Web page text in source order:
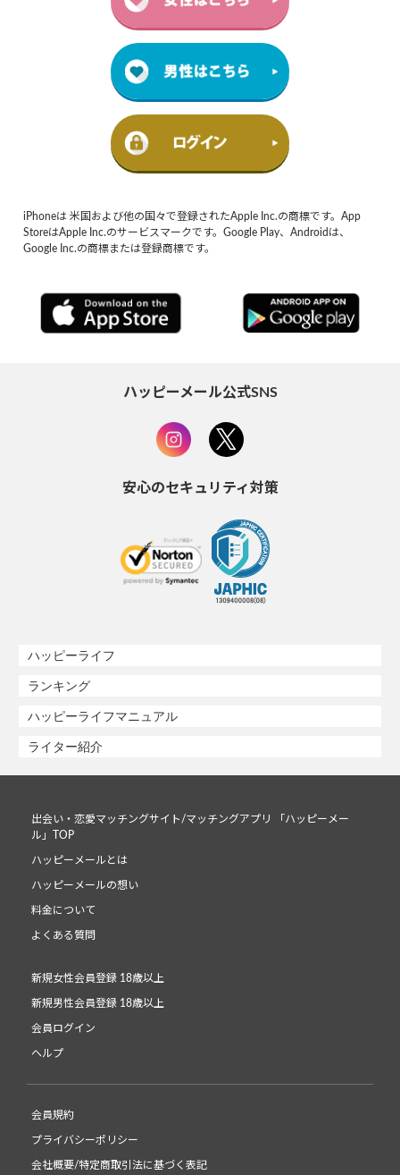
iPhoneは 米国および他の国々で登録されたApple Inc.の商標です。App
StoreはApple Inc.のサービスマークです。Google Play、Androidは、
Google Inc.の商標または登録商標です。
ハッピーメール公式SNS
安心のセキュリティ対策
ハッピーライフ
ランキング
ハッピーライフマニュアル
ライター紹介
出会い・恋愛マッチングサイト/マッチングアプリ 「ハッピーメー
ル」TOP
ハッピーメールとは
ハッピーメールの想い
料金について
よくある質問
新規女性会員登録 18歳以上
新規男性会員登録 18歳以上
会員ログイン
ヘルプ
会員規約
プライバシーポリシー
会社概要/特定商取引法に基づく表記